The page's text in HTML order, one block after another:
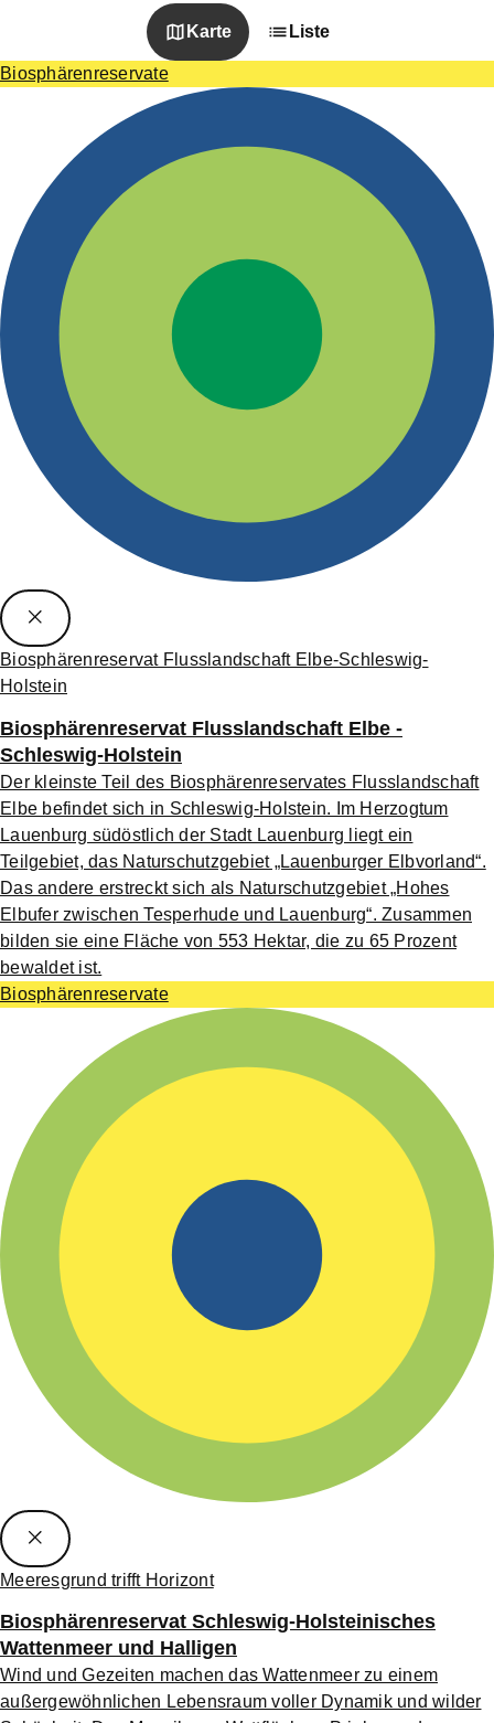
Karte Liste
Biosphärenreservate
Biosphärenreservat Flusslandschaft Elbe-Schleswig-
Holstein
Biosphärenreservat Flusslandschaft Elbe -
Schleswig-Holstein
Der kleinste Teil des Biosphärenreservates Flusslandschaft
Elbe befindet sich in Schleswig-Holstein. Im Herzogtum
Lauenburg südöstlich der Stadt Lauenburg liegt ein
Teilgebiet, das Naturschutzgebiet „Lauenburger Elbvorland“.
Das andere erstreckt sich als Naturschutzgebiet „Hohes
Elbufer zwischen Tesperhude und Lauenburg“. Zusammen
bilden sie eine Fläche von 553 Hektar, die zu 65 Prozent
bewaldet ist.
Biosphärenreservate
Meeresgrund trifft Horizont
Biosphärenreservat Schleswig-Holsteinisches
Wattenmeer und Halligen
Wind und Gezeiten machen das Wattenmeer zu einem
außergewöhnlichen Lebensraum voller Dynamik und wilder